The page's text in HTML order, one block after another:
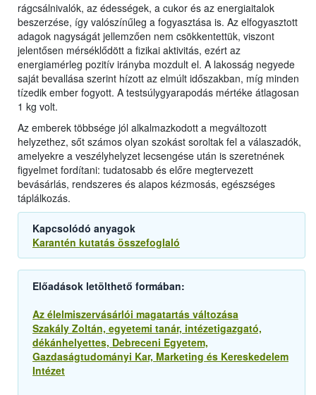
rágcsálnivalók, az édességek, a cukor és az energiaitalok
beszerzése, így valószínűleg a fogyasztása is. Az elfogyasztott
adagok nagyságát jellemzően nem csökkentettük, viszont
jelentősen mérséklődött a fizikai aktivitás, ezért az
energiamérleg pozitív irányba mozdult el. A lakosság negyede
saját bevallása szerint hízott az elmúlt időszakban, míg minden
tízedik ember fogyott. A testsúlygyarapodás mértéke átlagosan
1 kg volt.
Az emberek többsége jól alkalmazkodott a megváltozott
helyzethez, sőt számos olyan szokást soroltak fel a válaszadók,
amelyekre a veszélyhelyzet lecsengése után is szeretnének
figyelmet fordítani: tudatosabb és előre megtervezett
bevásárlás, rendszeres és alapos kézmosás, egészséges
táplálkozás.
Kapcsolódó anyagok
Karantén kutatás összefoglaló
Előadások letölthető formában:
Az élelmiszervásárlói magatartás változása
Szakály Zoltán, egyetemi tanár, intézetigazgató,
dékánhelyettes, Debreceni Egyetem,
Gazdaságtudományi Kar, Marketing és Kereskedelem
Intézet